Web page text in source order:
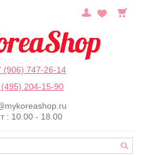
(906) 747-26-14
204-15-90
: 10.00 - 18.00